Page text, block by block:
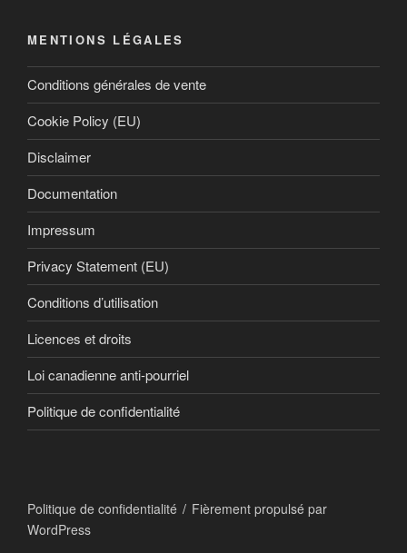
MENTIONS LÉGALES
Conditions générales de vente
Cookie Policy (EU)
Disclaimer
Documentation
Impressum
Privacy Statement (EU)
Conditions d’utilisation
Licences et droits
Loi canadienne anti-pourriel
Politique de confidentialité
Politique de confidentialité
Fièrement propulsé par
WordPress